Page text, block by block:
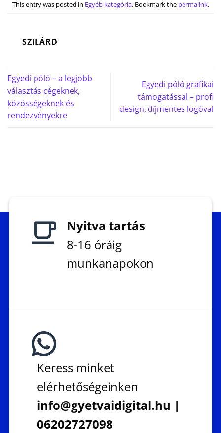
This entry was posted in Egyéb kategória. Bookmark the permalink.
SZILÁRD
Egyedi póló – a legjobb
választás cégeknek,
közösségeknek és
rendezvényekre
Egyedi póló grafikai
támogatással – profi
design, díjmentes logóval
Nyitva tartás
8-16 óráig
munkanapokon
Keress minket
elérhetőségeinken
info@gyetvaidigital.hu |
06202727098